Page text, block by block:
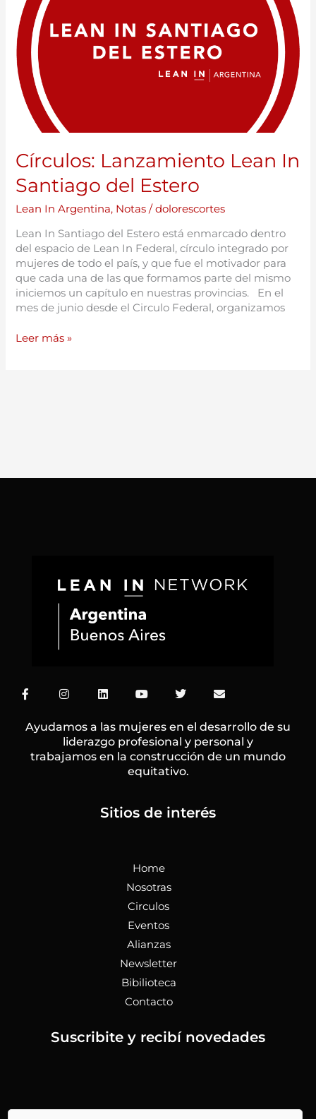
Círculos: Lanzamiento Lean In
Santiago del Estero
Lean In Argentina, Notas /dolorescortes
Lean In Santiago del Estero está enmarcado dentro
del espacio de Lean In Federal, círculo integrado por
mujeres de todo el país, y que fue el motivador para
que cada una de las que formamos parte del mismo
iniciemos un capítulo en nuestras provincias. En el
mes de junio desde el Circulo Federal, organizamos
Lean
In
Santiago
del
Estero
Leer más »
F
a
e
b
o
I
n
t
a
g
r
L
i
k
e
d
i
Y
o
t
u
b
e
T
w
t
t
e
r
E
n
e
l
o
p
Ayudamos a las mujeres en el desarrollo de su
liderazgo profesional y personal y
trabajamos en la construcción de un mundo
equitativo.
Sitios de interés
Home
Nosotras
Circulos
Eventos
Alianzas
Newsletter
Bibilioteca
Contacto
Suscribite y recibí novedades
N